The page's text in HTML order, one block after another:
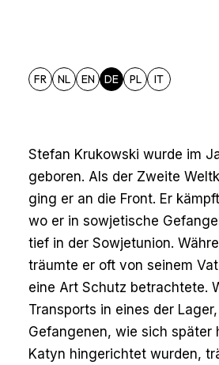
FR NL EN DE PL IT
Stefan Krukowski wurde im
geboren. Als der Zweite
ging er an die Front. Er
wo er in sowjetische
tief in der Sowjetunion.
träumte er oft von seinem
eine Art Schutz betrachtete.
Transports in eines der
Gefangenen, wie sich später
Katyn hingerichtet wurden,